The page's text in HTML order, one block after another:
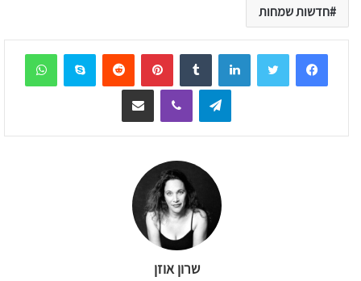
חדשות שמחות
LinkedIn
Tumblr
Pinterest
Reddit
Skype
Telegram
Viber שיתוף דרך המייל
שרון אוזן